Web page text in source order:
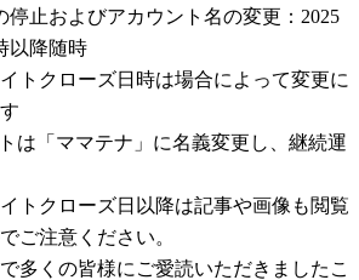
停止およびアカウント名の変更：2025
以降随時
トクローズ日時は場合によって変更に
は「ママテナ」に名義変更し、継続運
トクローズ日以降は記事や画像も閲覧
ご注意ください。
多くの皆様にご愛読いただきましたこ